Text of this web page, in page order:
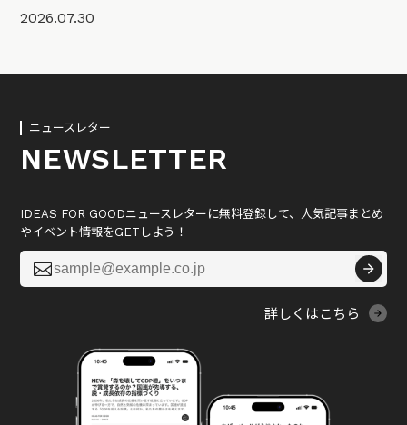
2026.07.30
ニュースレター
NEWSLETTER
IDEAS FOR GOODニュースレターに無料登録して、人気記事まとめ
やイベント情報をGETしよう！

詳しくはこちら